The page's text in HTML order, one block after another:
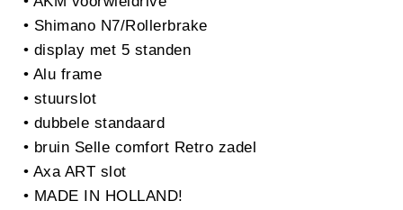
• Shimano N7/Rollerbrake
• display met 5 standen
• Alu frame
• stuurslot
• dubbele standaard
• bruin Selle comfort Retro zadel
• Axa ART slot
• MADE IN HOLLAND!